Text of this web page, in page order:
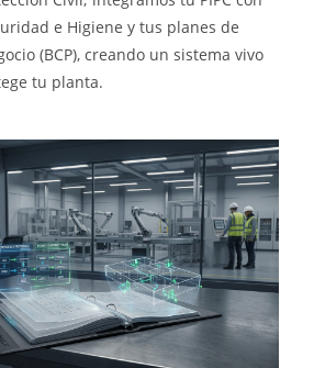
e Higiene y tus planes de
(BCP), creando un sistema vivo
tu planta.